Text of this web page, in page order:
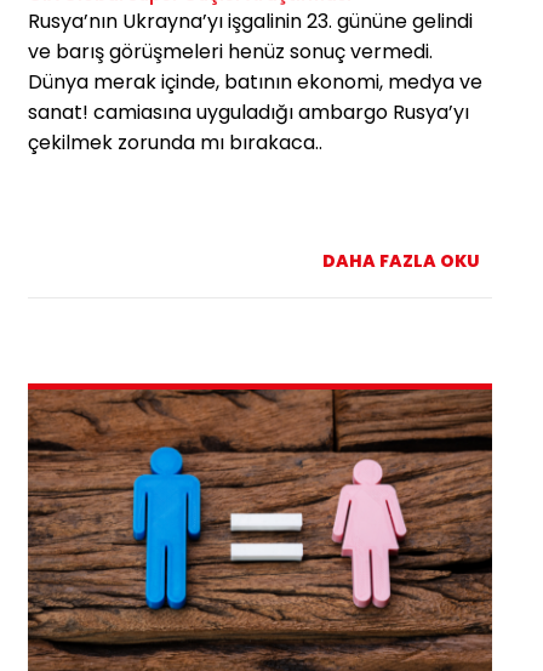
Rusya’nın Ukrayna’yı işgalinin 23. gününe gelindi
ve barış görüşmeleri henüz sonuç vermedi.
Dünya merak içinde, batının ekonomi, medya ve
sanat! camiasına uyguladığı ambargo Rusya’yı
çekilmek zorunda mı bırakaca..
DAHA FAZLA OKU